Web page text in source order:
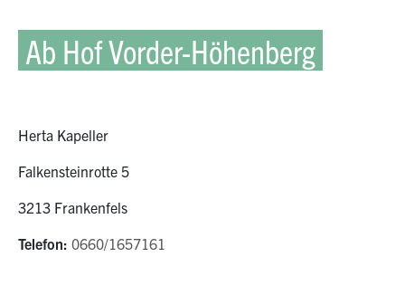
Ab Hof Vorder-Höhenberg
Herta Kapeller
Falkensteinrotte 5
3213 Frankenfels
Telefon: 0660/1657161